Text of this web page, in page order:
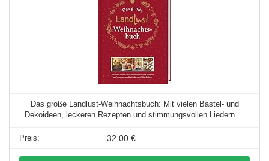
Das große Landlust-Weihnachtsbuch: Mit vielen Bastel- und
Dekoideen, leckeren Rezepten und stimmungsvollen Liedern ...
32,00 €